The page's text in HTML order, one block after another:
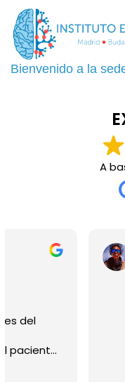
Bienvenido a la
A
Samy
09/07/2022